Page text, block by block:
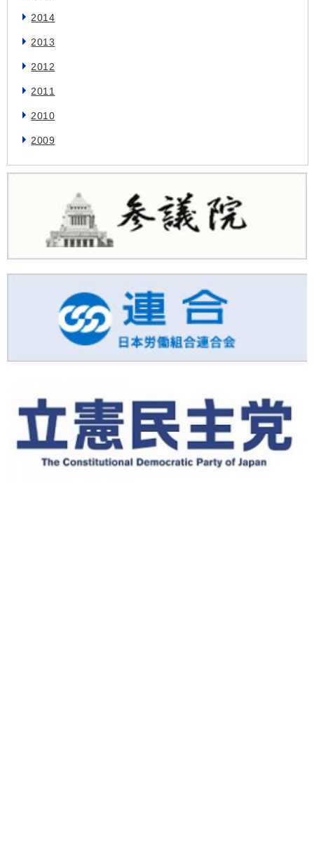
2014
2013
2012
2011
2010
2009